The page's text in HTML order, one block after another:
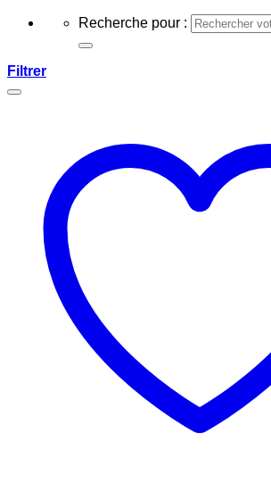
Recherche pour :
Filtrer